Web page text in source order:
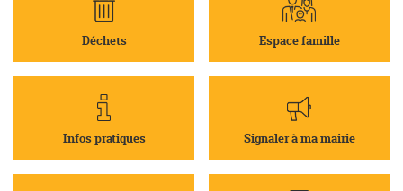
Déchets Espace famille
Infos pratiques Signaler à ma mairie